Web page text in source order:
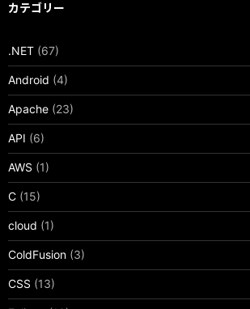
カテゴリー
.NET (67)
Android (4)
Apache (23)
API (6)
AWS (1)
C (15)
cloud (1)
ColdFusion (3)
CSS (13)